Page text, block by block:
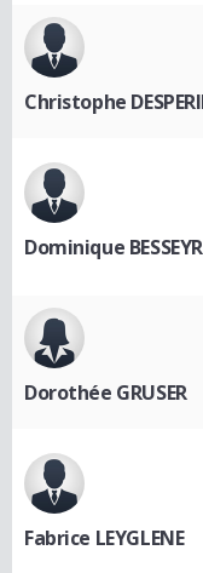
Christophe
Dominique
Dorothée GRUSER
Fabrice LEYGLENE